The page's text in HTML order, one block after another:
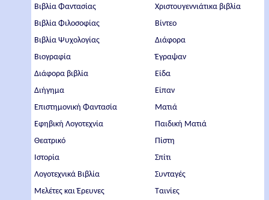
Βιβλία Φαντασίας
Βιβλία Φιλοσοφίας
Βιβλία Ψυχολογίας
Βιογραφία
Διάφορα βιβλία
Διήγημα
Επιστημονική Φαντασία
Εφηβική Λογοτεχνία
Θεατρικό
Ιστορία
Λογοτεχνικά Βιβλία
Μελέτες και Έρευνες
Χριστουγεννιάτικα βιβλία
Βίντεο
Διάφορα
Έγραψαν
Είδα
Είπαν
Ματιά
Παιδική Ματιά
Πίστη
Σπίτι
Συνταγές
Ταινίες